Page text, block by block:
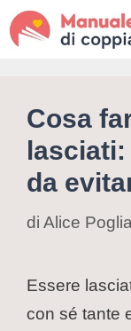
Cosa
da
di Alice
Essere
con sé tante